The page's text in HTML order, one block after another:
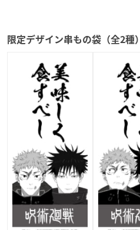
限定デザイン串もの袋（全2種）